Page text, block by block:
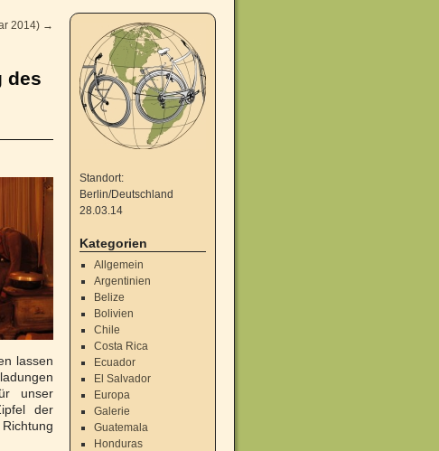
2014) →
des
lassen
unser
der
Standort:
Berlin/Deutschland
28.03.14
Kategorien
Allgemein
Argentinien
Belize
Bolivien
Chile
Costa Rica
Ecuador
El Salvador
Europa
Galerie
Guatemala
Honduras